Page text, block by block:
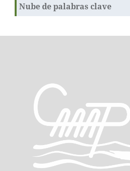
Nube de palabras clave